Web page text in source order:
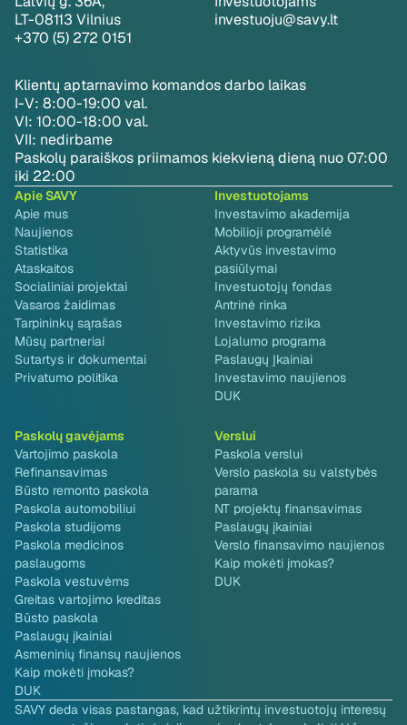
LT-08113 Vilnius
+370 (5) 272 0151
investuoju@savy.lt
Klientų aptarnavimo komandos darbo laikas
I-V: 8:00-19:00 val.
VI: 10:00-18:00 val.
VII: nedirbame
Paskolų paraiškos priimamos kiekvieną dieną nuo 07:00
iki 22:00
Apie SAVY
Apie mus
Naujienos
Statistika
Ataskaitos
Socialiniai projektai
Vasaros žaidimas
Tarpininkų sąrašas
Mūsų partneriai
Sutartys ir dokumentai
Privatumo politika
Investuotojams
Investavimo akademija
Mobilioji programėlė
Aktyvūs investavimo
pasiūlymai
Investuotojų fondas
Antrinė rinka
Investavimo rizika
Lojalumo programa
Paslaugų Įkainiai
Investavimo naujienos
DUK
Paskolų gavėjams
Vartojimo paskola
Refinansavimas
Būsto remonto paskola
Paskola automobiliui
Paskola studijoms
Paskola medicinos
paslaugoms
Paskola vestuvėms
Greitas vartojimo kreditas
Būsto paskola
Paslaugų įkainiai
Asmeninių finansų naujienos
Kaip mokėti įmokas?
DUK
Verslui
Paskola verslui
Verslo paskola su valstybės
parama
NT projektų finansavimas
Paslaugų įkainiai
Verslo finansavimo naujienos
Kaip mokėti įmokas?
DUK
SAVY deda visas pastangas, kad užtikrintų investuotojų interesų